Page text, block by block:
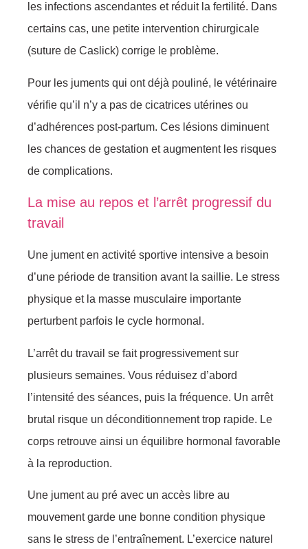
les infections ascendantes et réduit la fertilité. Dans
certains cas, une petite intervention chirurgicale
(suture de Caslick) corrige le problème.
Pour les juments qui ont déjà pouliné, le vétérinaire
vérifie qu’il n’y a pas de cicatrices utérines ou
d’adhérences post-partum. Ces lésions diminuent
les chances de gestation et augmentent les risques
de complications.
La mise au repos et l’arrêt progressif du
travail
Une jument en activité sportive intensive a besoin
d’une période de transition avant la saillie. Le stress
physique et la masse musculaire importante
perturbent parfois le cycle hormonal.
L’arrêt du travail se fait progressivement sur
plusieurs semaines. Vous réduisez d’abord
l’intensité des séances, puis la fréquence. Un arrêt
brutal risque un déconditionnement trop rapide. Le
corps retrouve ainsi un équilibre hormonal favorable
à la reproduction.
Une jument au pré avec un accès libre au
mouvement garde une bonne condition physique
sans le stress de l’entraînement. L’exercice naturel